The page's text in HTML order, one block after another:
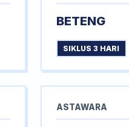
BETENG
SIKLUS 3 HARI
ASTAWARA